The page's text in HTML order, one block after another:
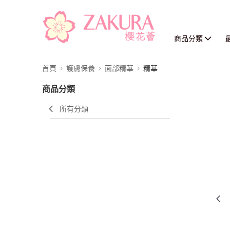
商品分類
首頁 護膚保養 面部精華 精華
商品分類
所有分類